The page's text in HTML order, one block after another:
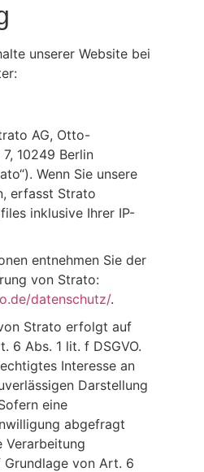
unserer Website bei
AG, Otto-
10249 Berlin
Wenn Sie unsere
erfasst Strato
inklusive Ihrer IP-
entnehmen Sie der
von Strato:
datenschutz/.
Strato erfolgt auf
6 Abs. 1 lit. f DSGVO.
Interesse an
Darstellung
eine
abgefragt
von Art. 6